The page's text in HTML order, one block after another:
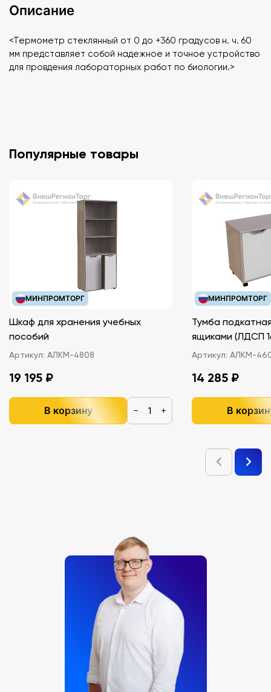
Описание
<Термометр стеклянный от 0 до +360 градусов н. ч. 60
мм представляет собой надежное и точное устройство
для провдения лабораторных работ по биологии.>
Популярные товары
МИНПРОМТОРГ
Шкаф для хранения учебных
пособий
Артикул: АЛКМ-4808
19 195 ₽
В корзину − +
МИНПРОМТОРГ
Тумба
ящиками
Артикул: АЛКМ-
14 285 ₽
В